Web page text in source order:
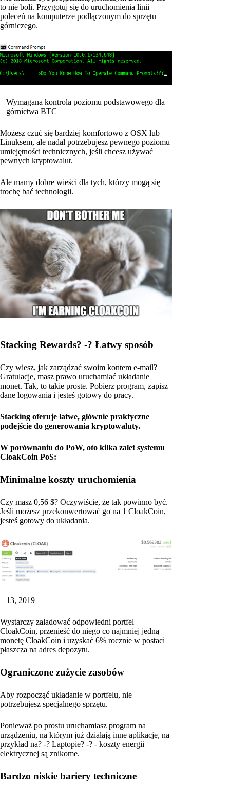
to nie boli. Przygotuj się do uruchomienia linii
poleceń na komputerze podłączonym do sprzętu
górniczego.
Wymagana kontrola poziomu podstawowego dla
górnictwa BTC
Możesz czuć się bardziej komfortowo z OSX lub
Linuksem, ale nadal potrzebujesz pewnego poziomu
umiejętności technicznych, jeśli chcesz używać
pewnych kryptowalut.
Ale mamy dobre wieści dla tych, którzy mogą się
trochę bać technologii.
Stacking Rewards? -? Łatwy sposób
Czy wiesz, jak zarządzać swoim kontem e-mail?
Gratulacje, masz prawo uruchamiać układanie
monet. Tak, to takie proste. Pobierz program, zapisz
dane logowania i jesteś gotowy do pracy.
Stacking oferuje łatwe, głównie praktyczne
podejście do generowania kryptowaluty.
W porównaniu do PoW, oto kilka zalet systemu
CloakCoin PoS:
Minimalne koszty uruchomienia
Czy masz 0,56 $? Oczywiście, że tak powinno być.
Jeśli możesz przekonwertować go na 1 CloakCoin,
jesteś gotowy do układania.
13, 2019
Wystarczy załadować odpowiedni portfel
CloakCoin, przenieść do niego co najmniej jedną
monetę CloakCoin i uzyskać 6% rocznie w postaci
płaszcza na adres depozytu.
Ograniczone zużycie zasobów
Aby rozpocząć układanie w portfelu, nie
potrzebujesz specjalnego sprzętu.
Ponieważ po prostu uruchamiasz program na
urządzeniu, na którym już działają inne aplikacje, na
przykład na? -? Laptopie? -? - koszty energii
elektrycznej są znikome.
Bardzo niskie bariery techniczne